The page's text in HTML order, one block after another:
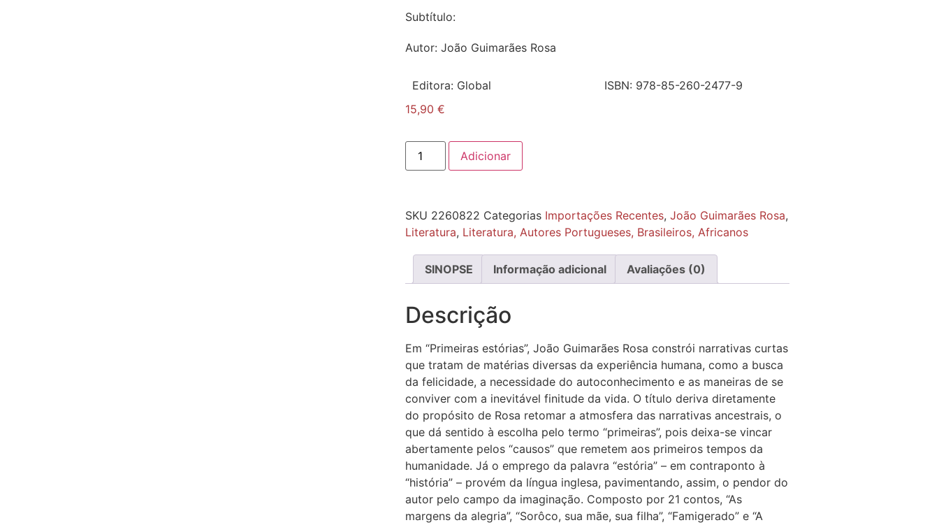
Subtítulo:
Autor: João Guimarães Rosa
Editora: Global ISBN: 978-85-260-2477-9
15,90 €
Adicionar
SKU 2260822 Categorias Importações Recentes, João Guimarães Rosa,
Literatura, Literatura, Autores Portugueses, Brasileiros, Africanos
SINOPSE Informação adicional Avaliações (0)
Descrição
Em “Primeiras estórias”, João Guimarães Rosa constrói narrativas curtas
que tratam de matérias diversas da experiência humana, como a busca
da felicidade, a necessidade do autoconhecimento e as maneiras de se
conviver com a inevitável finitude da vida. O título deriva diretamente
do propósito de Rosa retomar a atmosfera das narrativas ancestrais, o
que dá sentido à escolha pelo termo “primeiras”, pois deixa-se vincar
abertamente pelos “causos” que remetem aos primeiros tempos da
humanidade. Já o emprego da palavra “estória” – em contraponto à
“história” – provém da língua inglesa, pavimentando, assim, o pendor do
autor pelo campo da imaginação. Composto por 21 contos, “As
margens da alegria”, “Sorôco, sua mãe, sua filha”, “Famigerado” e “A